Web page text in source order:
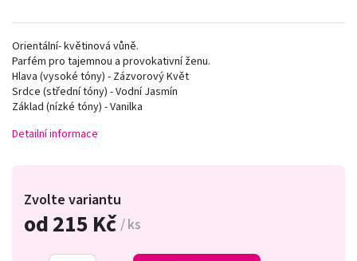
od215 Kč / ks
Zvolte variantu
Orientální- květinová vůně.
Parfém pro tajemnou a provokativní ženu.
Hlava (vysoké tóny) - Zázvorový Květ
Srdce (střední tóny) - Vodní Jasmín
Základ (nízké tóny) - Vanilka
Detailní informace